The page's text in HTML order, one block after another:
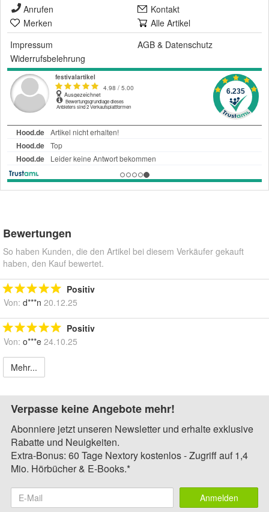
Anrufen
Kontakt
Merken
Alle Artikel
Impressum
AGB & Datenschutz
Widerrufsbelehrung
Bewertungen
So haben Kunden, die den Artikel bei diesem Verkäufer gekauft
haben, den Kauf bewertet.
Positiv
Von: d***n 20.12.25
Positiv
Von: o***e 24.10.25
Mehr...
Verpasse keine Angebote mehr!
Abonniere jetzt unseren Newsletter und erhalte exklusive
Rabatte und Neuigkeiten.
Extra-Bonus: 60 Tage Nextory kostenlos - Zugriff auf 1,4
Mio. Hörbücher & E-Books.*
Anmelden